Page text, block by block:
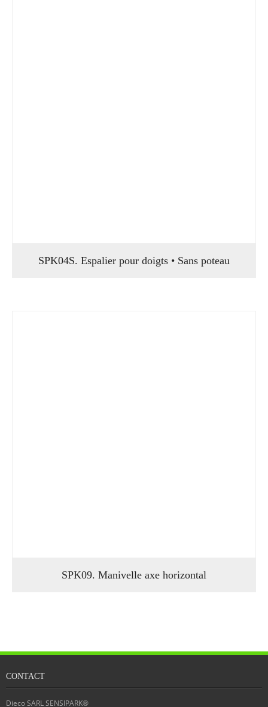
SPK04S. Espalier pour doigts • Sans poteau
SPK09. Manivelle axe horizontal
CONTACT
Dieco SARL SENSIPARK®